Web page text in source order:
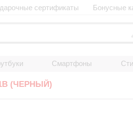
сертификаты Бонусные
Смартфоны
1B (ЧЕРНЫЙ)